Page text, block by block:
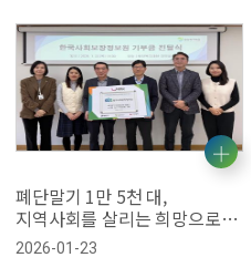
폐단말기 1만 5천 대,
지역사회를 살리는 희망으로
돌아오다
2026-01-23